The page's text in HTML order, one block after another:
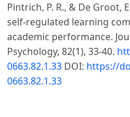
Pintrich, P. R., & De Groot,
self-regulated learning
academic performance.
Psychology, 82(1), 33-40.
0663.82.1.33 DOI: https://
0663.82.1.33